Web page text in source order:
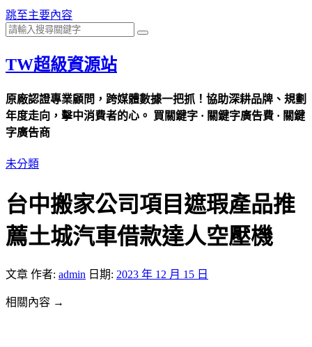
跳至主要內容
TW超級資源站
原廠認證專業顧問，跨媒體數據一把抓！協助深耕品牌、規劃
年度走向，擊中消費者的心。 買關鍵字 · 關鍵字廣告費 · 關鍵
字廣告商
未分類
台中搬家公司項目遮瑕產品推
薦土城汽車借款達人空壓機
文章 作者: admin 日期: 2023 年 12 月 15 日
相關內容 →